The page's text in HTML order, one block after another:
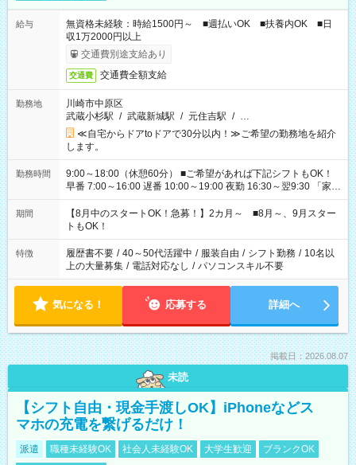
給与
無資格未経験：時給1500円～ ■週払いOK ■扶養内OK ■日
収1万2000円以上
交通費別途支給あり
交通費 交通費全額支給
勤務地
川崎市中原区
武蔵小杉駅 / 武蔵新城駅 / 元住吉駅 / …
≪自宅からドアtoドアで30分以内！≫ご希望の勤務地を紹介
します。
勤務時間
9:00～18:00（休憩60分） ■ご希望があれば下記シフトもOK！
早番 7:00～16:00 遅番 10:00～19:00 夜勤 16:30～翌9:30 「家族
と休みを合わせたい」 「余裕を持って夕飯の準備がしたい」
「できれば残業はしたくない」 など、ご希望を教えてください
ね。 ※Wワーク希望の方へ 今ご覧のお仕事で希望する勤務時間
と、もう1つのお仕事の勤務時間。 合計で週40時間を超える場
合は応募できません。
期間
【8月中のスタートOK！急募！】2カ月～ ■8月～、9月スター
トもOK！
特徴 履歴書不要 / 40～50代活躍中 / 服装自由 / シフト勤務 / 10名以
上の大量募集 / 電話対応なし / パソコンスキル不要
気になる！ 応募する 詳細へ
掲載日：2026.08.07
未読
【シフト自由・現金手渡しOK】iPhoneなどス
マホの充電を繋げるだけ！
派遣 職種未経験OK 社会人未経験OK 大学生歓迎
ブランクOK